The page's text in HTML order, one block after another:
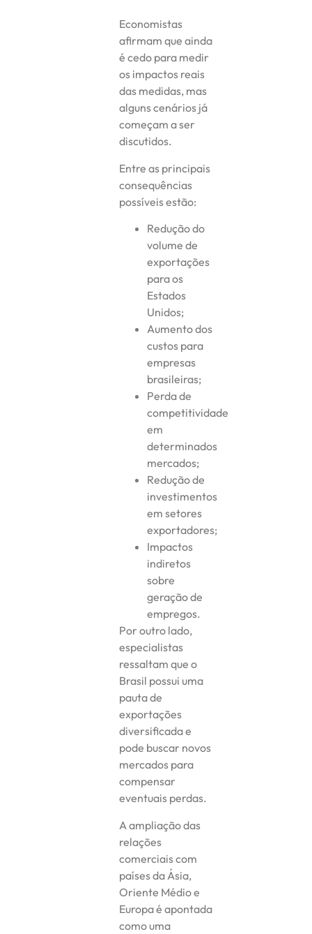
Economistas
afirmam que ainda
é cedo para medir
os impactos reais
das medidas, mas
alguns cenários já
começam a ser
discutidos.
Entre as principais
consequências
possíveis estão:
Redução do
volume de
exportações
para os
Estados
Unidos;
Aumento dos
custos para
empresas
brasileiras;
Perda de
competitividade
em
determinados
mercados;
Redução de
investimentos
em setores
exportadores;
Impactos
indiretos
sobre
geração de
empregos.
Por outro lado,
especialistas
ressaltam que o
Brasil possui uma
pauta de
exportações
diversificada e
pode buscar novos
mercados para
compensar
eventuais perdas.
A ampliação das
relações
comerciais com
países da Ásia,
Oriente Médio e
Europa é apontada
como uma